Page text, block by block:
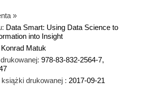
»
Data Smart: Using Data Science to
into Insight
Konrad Matuk
978-83-832-2564-7,
drukowanej : 2017-09-21